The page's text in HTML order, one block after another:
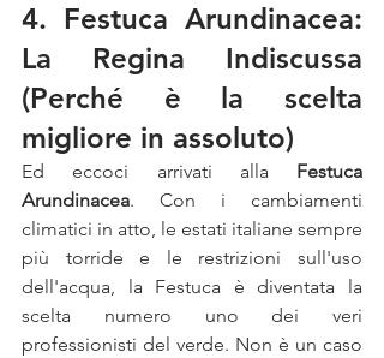
4. Festuca Arundinacea:
La Regina Indiscussa
(Perché è la scelta
migliore in assoluto)
Ed eccoci arrivati alla Festuca
Arundinacea. Con i cambiamenti
climatici in atto, le estati italiane sempre
più torride e le restrizioni sull'uso
dell'acqua, la Festuca è diventata la
scelta numero uno dei veri
professionisti del verde. Non è un caso